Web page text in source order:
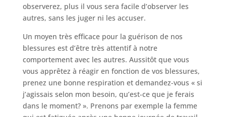
observerez, plus il vous sera facile d’observer les
autres, sans les juger ni les accuser.
Un moyen très efficace pour la guérison de nos
blessures est d’être très attentif à notre
comportement avec les autres. Aussitôt que vous
vous apprêtez à réagir en fonction de vos blessures,
prenez une bonne respiration et demandez-vous « si
j’agissais selon mon besoin, qu’est-ce que je ferais
dans le moment? ». Prenons par exemple la femme